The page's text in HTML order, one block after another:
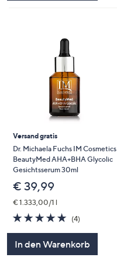
Versand gratis
Dr. Michaela Fuchs IM Cosmetics
BeautyMed AHA+BHA Glycolic
Gesichtsserum 30ml
€ 39,99
€ 1.333,00/1 l
5.0
von
(4)
In den Warenkorb